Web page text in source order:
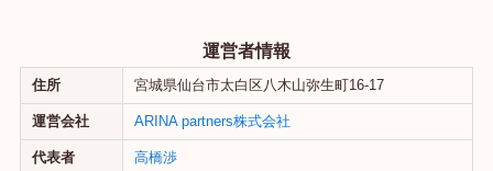
運営者情報
住所 宮城県仙台市太白区八木山弥生町16-17
運営会社 ARINA partners株式会社
代表者 高橋渉